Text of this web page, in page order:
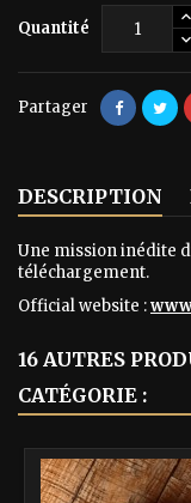
Quantité
Partager
DESCRIPTION
Une mission inédite
téléchargement.
Official website :
16 AUTRES
CATÉGORIE :